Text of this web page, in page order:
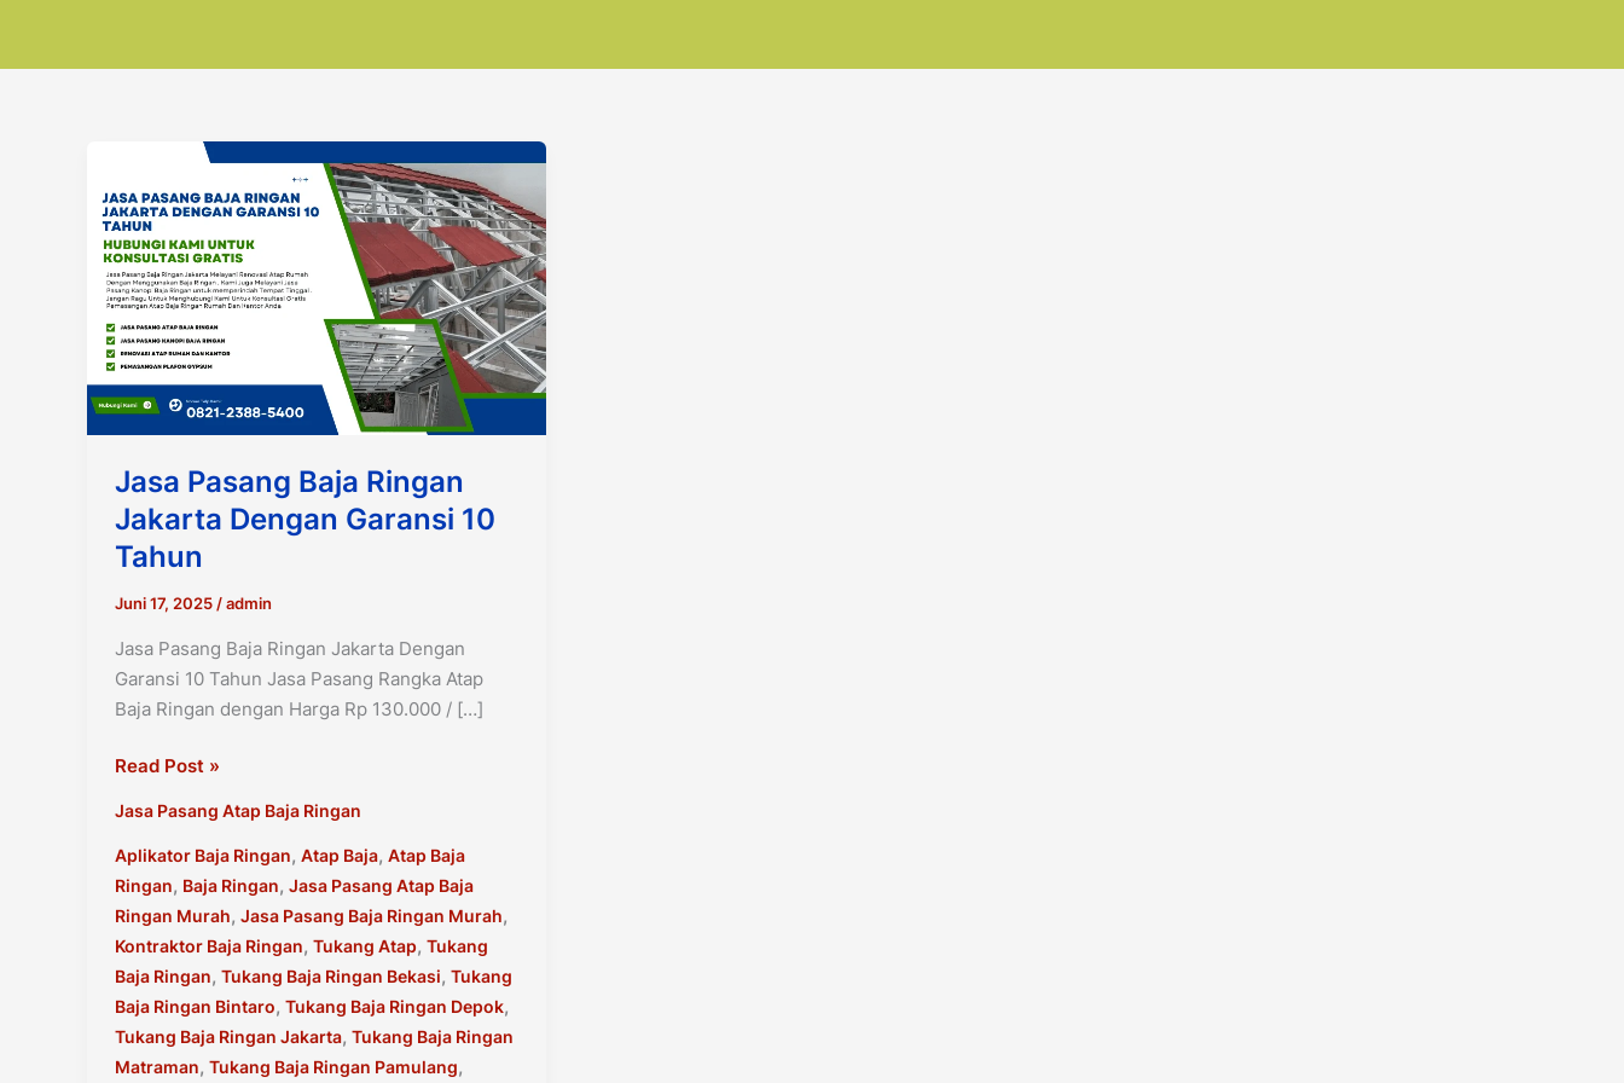
Jasa Pasang Baja Ringan
Jakarta Dengan Garansi 10
Tahun
Juni 17, 2025 /admin
Jasa Pasang Baja Ringan Jakarta Dengan
Garansi 10 Tahun Jasa Pasang Rangka Atap
Baja Ringan dengan Harga Rp 130.000 / […]
Jasa
Baja
Ringan
Jakarta
Dengan
Garansi
10
Tahun
Read Post »
Jasa Pasang Atap Baja Ringan
Aplikator Baja Ringan, Atap Baja, Atap Baja
Ringan, Baja Ringan, Jasa Pasang Atap Baja
Ringan Murah, Jasa Pasang Baja Ringan Murah,
Kontraktor Baja Ringan, Tukang Atap, Tukang
Baja Ringan, Tukang Baja Ringan Bekasi, Tukang
Baja Ringan Bintaro, Tukang Baja Ringan Depok,
Tukang Baja Ringan Jakarta, Tukang Baja Ringan
Matraman, Tukang Baja Ringan Pamulang,